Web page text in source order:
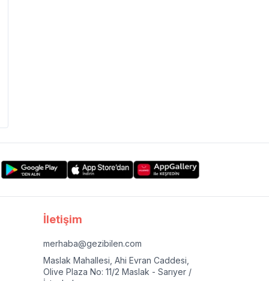
İletişim
merhaba@gezibilen.com
Maslak Mahallesi, Ahi Evran Caddesi,
Olive Plaza No: 11/2 Maslak - Sarıyer /